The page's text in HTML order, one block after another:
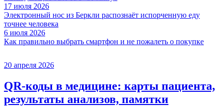
17 июля 2026
Электронный нос из Беркли распознаёт испорченную еду
точнее человека
6 июля 2026
Как правильно выбрать смартфон и не пожалеть о покупке
20 апреля 2026
QR-коды в медицине: карты пациента,
результаты анализов, памятки